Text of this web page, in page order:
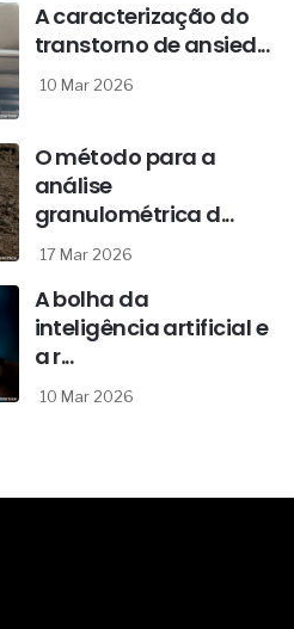
A caracterização do
transtorno de ansied...
10 Mar 2026
O método para a
análise
granulométrica d...
17 Mar 2026
A bolha da
inteligência artificial e
a r...
10 Mar 2026